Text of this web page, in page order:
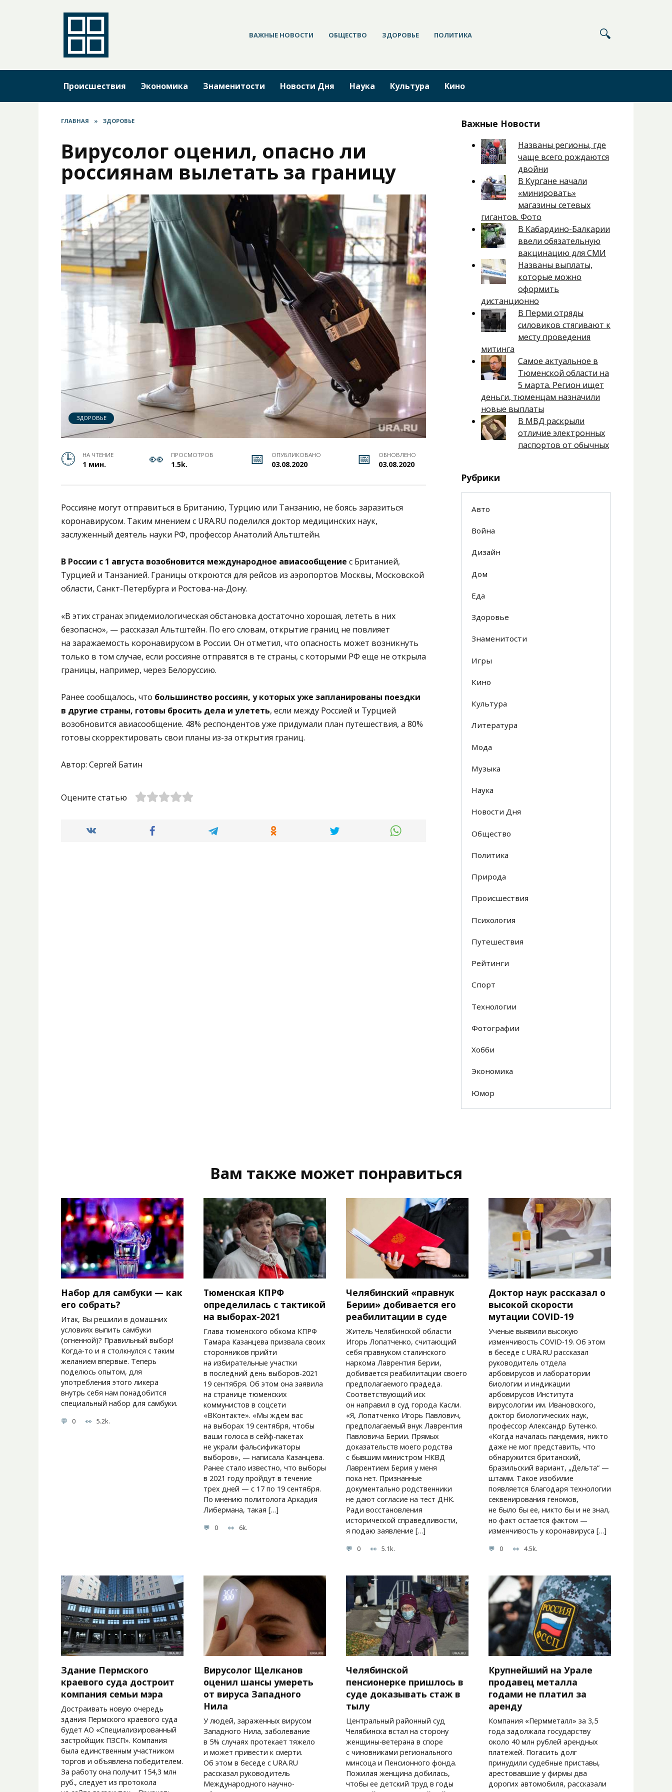
ВАЖНЫЕ НОВОСТИ ОБЩЕСТВО ЗДОРОВЬЕ ПОЛИТИКА
Происшествия Экономика Знаменитости Новости Дня Наука Культура Кино
ГЛАВНАЯ » ЗДОРОВЬЕ
Вирусолог оценил, опасно ли
россиянам вылетать за границу
ЗДОРОВЬЕ
НА ЧТЕНИЕ
1 мин.
ПРОСМОТРОВ
1.5k.
ОПУБЛИКОВАНО
03.08.2020
ОБНОВЛЕНО
03.08.2020
Россияне могут отправиться в Британию, Турцию или Танзанию, не боясь заразиться
коронавирусом. Таким мнением с URA.RU поделился доктор медицинских наук,
заслуженный деятель науки РФ, профессор Анатолий Альтштейн.
В России с 1 августа возобновится международное авиасообщение с Британией,
Турцией и Танзанией. Границы откроются для рейсов из аэропортов Москвы, Московской
области, Санкт-Петербурга и Ростова-на-Дону.
«В этих странах эпидемиологическая обстановка достаточно хорошая, лететь в них
безопасно», — рассказал Альтштейн. По его словам, открытие границ не повлияет
на заражаемость коронавирусом в России. Он отметил, что опасность может возникнуть
только в том случае, если россияне отправятся в те страны, с которыми РФ еще не открыла
границы, например, через Белоруссию.
Ранее сообщалось, что большинство россиян, у которых уже запланированы поездки
в другие страны, готовы бросить дела и улететь, если между Россией и Турцией
возобновится авиасообщение. 48% респондентов уже придумали план путешествия, а 80%
готовы скорректировать свои планы из-за открытия границ.
Автор: Сергей Батин
Оцените статью
Важные Новости
Названы регионы, где
чаще всего рождаются
двойни
В Кургане начали
«минировать»
магазины сетевых
гигантов. Фото
В Кабардино-Балкарии
ввели обязательную
вакцинацию для СМИ
Названы выплаты,
которые можно
оформить
дистанционно
В Перми отряды
силовиков стягивают к
месту проведения
митинга
Самое актуальное в
Тюменской области на
5 марта. Регион ищет
деньги, тюменцам назначили
новые выплаты
В МВД раскрыли
отличие электронных
паспортов от обычных
Рубрики
Авто
Война
Дизайн
Дом
Еда
Здоровье
Знаменитости
Игры
Кино
Культура
Литература
Мода
Музыка
Наука
Новости Дня
Общество
Политика
Природа
Происшествия
Психология
Путешествия
Рейтинги
Спорт
Технологии
Фотографии
Хобби
Экономика
Юмор
Вам также может понравиться
Набор для самбуки — как
его собрать?
Итак, Вы решили в домашних
условиях выпить самбуки
(огненной)? Правильный выбор!
Когда-то и я столкнулся с таким
желанием впервые. Теперь
поделюсь опытом, для
употребления этого ликера
внутрь себя нам понадобится
специальный набор для самбуки.
0 5.2k.
Тюменская КПРФ
определилась с тактикой
на выборах-2021
Глава тюменского обкома КПРФ
Тамара Казанцева призвала своих
сторонников прийти
на избирательные участки
в последний день выборов-2021
19 сентября. Об этом она заявила
на странице тюменских
коммунистов в соцсети
«ВКонтакте». «Мы ждем вас
на выборах 19 сентября, чтобы
ваши голоса в сейф-пакетах
не украли фальсификаторы
выборов», — написала Казанцева.
Ранее стало известно, что выборы
в 2021 году пройдут в течение
трех дней — с 17 по 19 сентября.
По мнению политолога Аркадия
Либермана, такая […]
0 6k.
Челябинский «правнук
Берии» добивается его
реабилитации в суде
Житель Челябинской области
Игорь Лопатченко, считающий
себя правнуком сталинского
наркома Лаврентия Берии,
добивается реабилитации своего
предполагаемого прадеда.
Соответствующий иск
он направил в суд города Касли.
«Я, Лопатченко Игорь Павлович,
предполагаемый внук Лаврентия
Павловича Берии. Прямых
доказательств моего родства
с бывшим министром НКВД
Лаврентием Берия у меня
пока нет. Признанные
документально родственники
не дают согласие на тест ДНК.
Ради восстановления
исторической справедливости,
я подаю заявление […]
0 5.1k.
Доктор наук рассказал о
высокой скорости
мутации COVID-19
Ученые выявили высокую
изменчивость COVID-19. Об этом
в беседе с URA.RU рассказал
руководитель отдела
арбовирусов и лаборатории
биологии и индикации
арбовирусов Института
вирусологии им. Ивановского,
доктор биологических наук,
профессор Александр Бутенко.
«Когда началась пандемия, никто
даже не мог представить, что
обнаружится британский,
бразильский вариант, „Дельта“ —
штамм. Такое изобилие
появляется благодаря технологии
секвенирования геномов,
не было бы ее, никто бы и не знал,
но факт остается фактом —
изменчивость у коронавируса […]
0 4.5k.
Здание Пермского
краевого суда достроит
компания семьи мэра
Достраивать новую очередь
здания Пермского краевого суда
будет АО «Специализированный
застройщик ПЗСП». Компания
была единственным участником
торгов и объявлена победителем.
За работу она получит 154,3 млн
руб., следует из протокола
Вирусолог Щелканов
оценил шансы умереть
от вируса Западного
Нила
У людей, зараженных вирусом
Западного Нила, заболевание
в 5% случаях протекает тяжело
и может привести к смерти.
Об этом в беседе с URA.RU
рассказал руководитель
Международного научно-
Челябинской
пенсионерке пришлось в
суде доказывать стаж в
тылу
Центральный районный суд
Челябинска встал на сторону
женщины-ветерана в споре
с чиновниками регионального
минсоца и Пенсионного фонда.
Пожилая женщина добилась,
чтобы ее детский труд в годы
Крупнейший на Урале
продавец металла
годами не платил за
аренду
Компания «Пермметалл» за 3,5
года задолжала государству
около 40 млн рублей арендных
платежей. Погасить долг
принудили судебные приставы,
арестовавшие у фирмы два
дорогих автомобиля, рассказали